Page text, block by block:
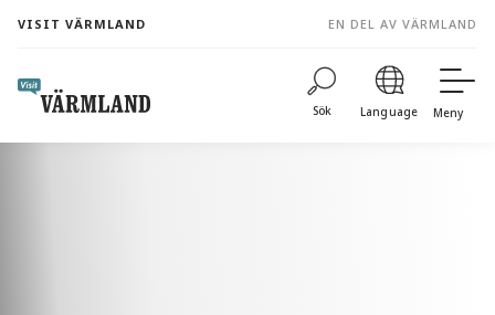
content
VISIT VÄRMLAND EN DEL AV VÄRMLAND
Sök Language Meny